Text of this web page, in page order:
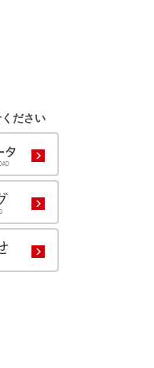
ださい